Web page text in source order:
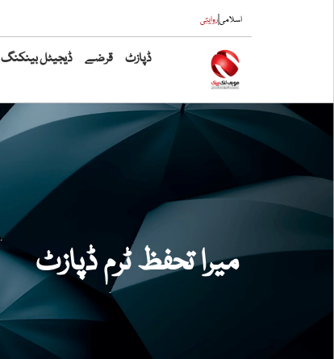
اسلامیروایتی
ڈپازٹ قرضے ڈیجیٹل بینکنگ
میرا تحفظ ٹرم ڈپازٹ